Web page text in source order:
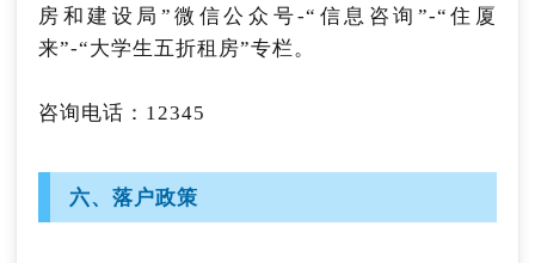
申请渠道：
就业红娘登录厦门市i就业公共服务平台
咨询电话：12333
湖里区：5750428
集美区：6281669
登录“福建省毕业生就业创业公共服务网”进行线
上申报（http://220.160.52.58）。
组织开展优秀创业项目市级资助评选，对厦门市
内全日制普通大中专院校的在校生、毕业5年内
房和建设局”微信公众号-“信息咨询”-“住厦
来”-“大学生五折租房”专栏。
咨询电话：12345
六、落户政策